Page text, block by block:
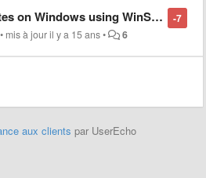
-7
Windows using WinSparkle
• mis à jouril y a 15 ans• 6
aux clients par UserEcho